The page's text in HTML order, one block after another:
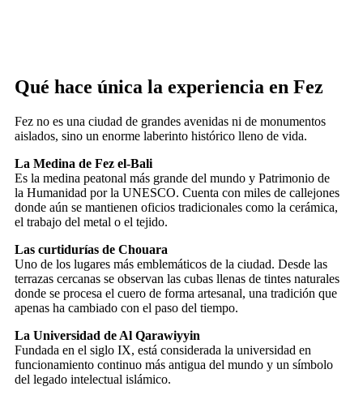
Qué hace única la experiencia en Fez
Fez no es una ciudad de grandes avenidas ni de monumentos
aislados, sino un enorme laberinto histórico lleno de vida.
La Medina de Fez el-Bali
Es la medina peatonal más grande del mundo y Patrimonio de
la Humanidad por la UNESCO. Cuenta con miles de callejones
donde aún se mantienen oficios tradicionales como la cerámica,
el trabajo del metal o el tejido.
Las curtidurías de Chouara
Uno de los lugares más emblemáticos de la ciudad. Desde las
terrazas cercanas se observan las cubas llenas de tintes naturales
donde se procesa el cuero de forma artesanal, una tradición que
apenas ha cambiado con el paso del tiempo.
La Universidad de Al Qarawiyyin
Fundada en el siglo IX, está considerada la universidad en
funcionamiento continuo más antigua del mundo y un símbolo
del legado intelectual islámico.